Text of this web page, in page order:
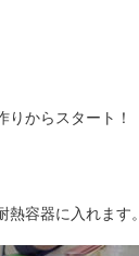
からスタート！
容器に入れます。